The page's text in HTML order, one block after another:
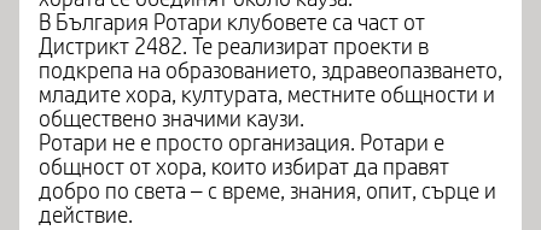
В България Ротари клубовете са част от
Дистрикт 2482. Те реализират проекти в
подкрепа на образованието, здравеопазването,
младите хора, културата, местните общности и
обществено значими каузи.
Ротари не е просто организация. Ротари е
общност от хора, които избират да правят
добро по света – с време, знания, опит, сърце и
действие.